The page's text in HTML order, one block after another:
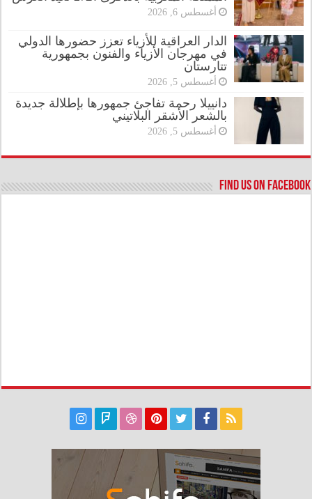
أغسطس 6, 2026
الدار العراقية للأزياء تعزز حضورها الدولي
في مهرجان الأزياء والفنون بجمهورية
تتارستان
أغسطس 5, 2026
دانييلا رحمة تفاجئ جمهورها بإطلالة جديدة
بالشعر الأشقر البلاتيني
أغسطس 5, 2026
Find us on Facebook